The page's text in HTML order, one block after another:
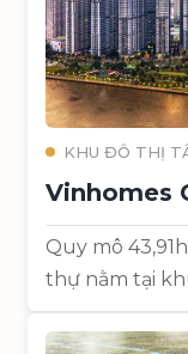
KHU ĐÔ THỊ
Vinhomes
Quy mô
thự nằm tại